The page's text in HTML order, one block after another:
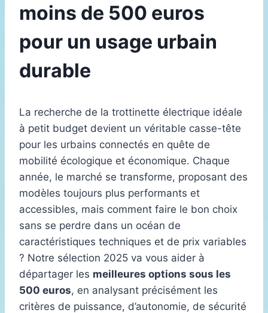
moins de 500 euros
pour un usage urbain
durable
La recherche de la trottinette électrique idéale
à petit budget devient un véritable casse-tête
pour les urbains connectés en quête de
mobilité écologique et économique. Chaque
année, le marché se transforme, proposant des
modèles toujours plus performants et
accessibles, mais comment faire le bon choix
sans se perdre dans un océan de
caractéristiques techniques et de prix variables
? Notre sélection 2025 va vous aider à
départager les meilleures options sous les
500 euros, en analysant précisément les
critères de puissance, d’autonomie, de sécurité